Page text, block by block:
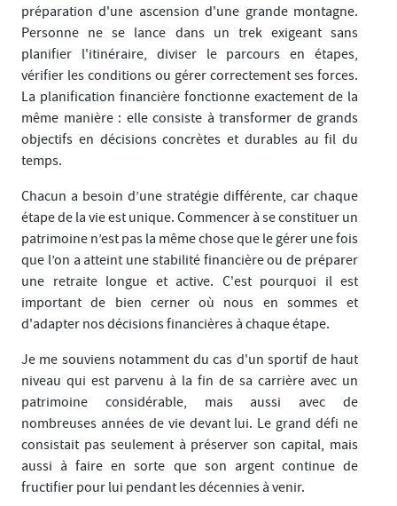
préparation d'une ascension d'une grande montagne.
Personne ne se lance dans un trek exigeant sans
planifier l'itinéraire, diviser le parcours en étapes,
vérifier les conditions ou gérer correctement ses forces.
La planification financière fonctionne exactement de la
même manière : elle consiste à transformer de grands
objectifs en décisions concrètes et durables au fil du
temps.
Chacun a besoin d’une stratégie différente, car chaque
étape de la vie est unique. Commencer à se constituer un
patrimoine n’est pas la même chose que le gérer une fois
que l’on a atteint une stabilité financière ou de préparer
une retraite longue et active. C'est pourquoi il est
important de bien cerner où nous en sommes et
d'adapter nos décisions financières à chaque étape.
Je me souviens notamment du cas d'un sportif de haut
niveau qui est parvenu à la fin de sa carrière avec un
patrimoine considérable, mais aussi avec de
nombreuses années de vie devant lui. Le grand défi ne
consistait pas seulement à préserver son capital, mais
aussi à faire en sorte que son argent continue de
fructifier pour lui pendant les décennies à venir.